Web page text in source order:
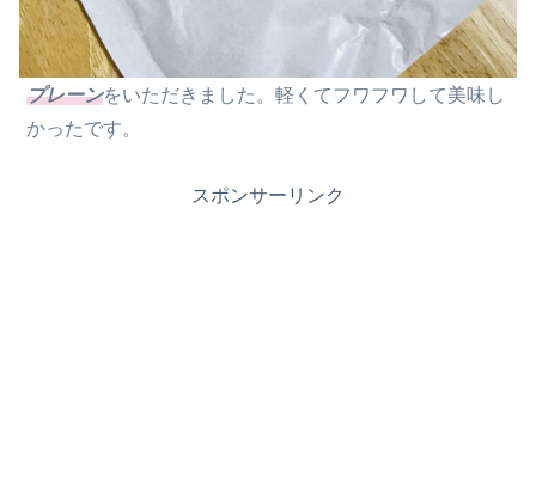
プレーンをいただきました。軽くてフワフワして美味し
かったです。
スポンサーリンク